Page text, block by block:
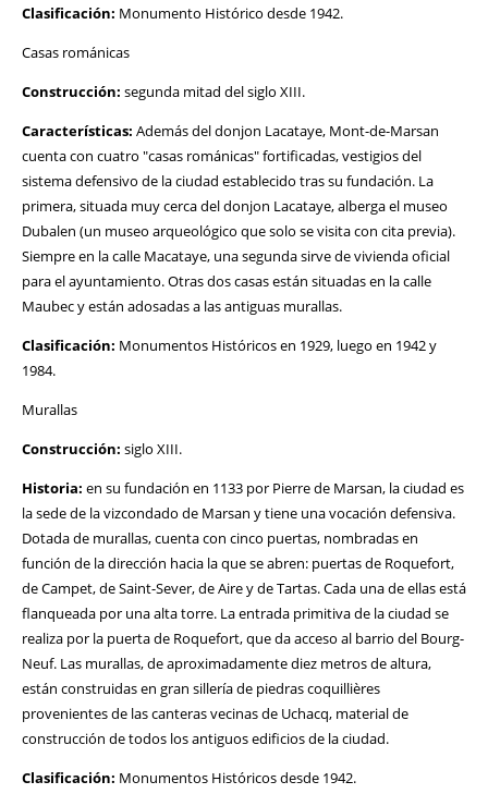
Clasificación: Monumento Histórico desde 1942.
Casas románicas
Construcción: segunda mitad del siglo XIII.
Características: Además del donjon Lacataye, Mont-de-Marsan
cuenta con cuatro "casas románicas" fortificadas, vestigios del
sistema defensivo de la ciudad establecido tras su fundación. La
primera, situada muy cerca del donjon Lacataye, alberga el museo
Dubalen (un museo arqueológico que solo se visita con cita previa).
Siempre en la calle Macataye, una segunda sirve de vivienda oficial
para el ayuntamiento. Otras dos casas están situadas en la calle
Maubec y están adosadas a las antiguas murallas.
Clasificación: Monumentos Históricos en 1929, luego en 1942 y
1984.
Murallas
Construcción: siglo XIII.
Historia: en su fundación en 1133 por Pierre de Marsan, la ciudad es
la sede de la vizcondado de Marsan y tiene una vocación defensiva.
Dotada de murallas, cuenta con cinco puertas, nombradas en
función de la dirección hacia la que se abren: puertas de Roquefort,
de Campet, de Saint-Sever, de Aire y de Tartas. Cada una de ellas está
flanqueada por una alta torre. La entrada primitiva de la ciudad se
realiza por la puerta de Roquefort, que da acceso al barrio del Bourg-
Neuf. Las murallas, de aproximadamente diez metros de altura,
están construidas en gran sillería de piedras coquillières
provenientes de las canteras vecinas de Uchacq, material de
construcción de todos los antiguos edificios de la ciudad.
Clasificación: Monumentos Históricos desde 1942.